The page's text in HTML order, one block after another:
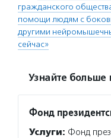
гражданского
помощи людям с
другими
сейчас»
Узнайте больше
Фонд
Услуги: Фонд